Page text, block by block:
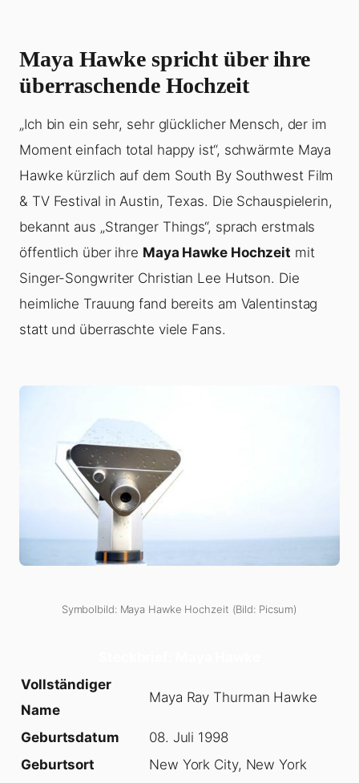
Maya Hawke spricht über ihre
überraschende Hochzeit
„Ich bin ein sehr, sehr glücklicher Mensch, der im
Moment einfach total happy ist“, schwärmte Maya
Hawke kürzlich auf dem South By Southwest Film
& TV Festival in Austin, Texas. Die Schauspielerin,
bekannt aus „Stranger Things“, sprach erstmals
öffentlich über ihre Maya Hawke Hochzeit mit
Singer-Songwriter Christian Lee Hutson. Die
heimliche Trauung fand bereits am Valentinstag
statt und überraschte viele Fans.
Symbolbild: Maya Hawke Hochzeit (Bild: Picsum)
Vollständiger
Name
Maya Ray Thurman Hawke
Geburtsdatum
08. Juli 1998
Geburtsort
New York City, New York